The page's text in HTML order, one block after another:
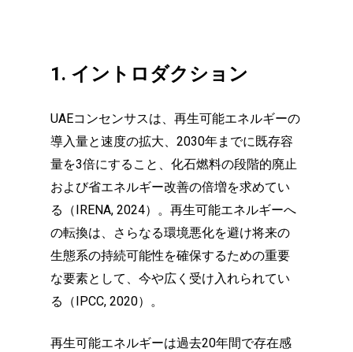
1. イントロダクション
UAEコンセンサスは、再生可能エネルギーの
導入量と速度の拡大、2030年までに既存容
量を3倍にすること、化石燃料の段階的廃止
および省エネルギー改善の倍増を求めてい
る（IRENA, 2024）。再生可能エネルギーへ
の転換は、さらなる環境悪化を避け将来の
生態系の持続可能性を確保するための重要
な要素として、今や広く受け入れられてい
る（IPCC, 2020）。
再生可能エネルギーは過去20年間で存在感